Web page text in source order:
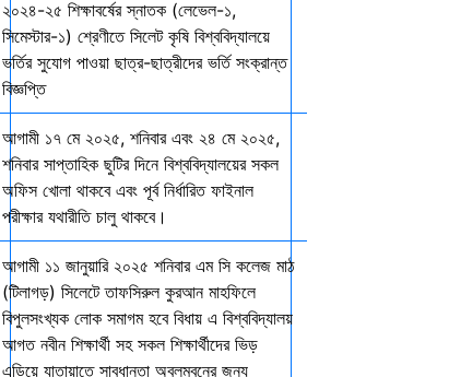
২০২৪-২৫ শিক্ষাবর্ষের স্নাতক (লেভেল-১,
সিমেস্টার-১) শ্রেণীতে সিলেট কৃষি বিশ্ববিদ্যালয়ে
ভর্তির সুযোগ পাওয়া ছাত্র-ছাত্রীদের ভর্তি সংক্রান্ত
বিজ্ঞপ্তি
আগামী ১৭ মে ২০২৫, শনিবার এবং ২৪ মে ২০২৫,
শনিবার সাপ্তাহিক ছুটির দিনে বিশ্ববিদ্যালয়ের সকল
অফিস খোলা থাকবে এবং পূর্ব নির্ধারিত ফাইনাল
পরীক্ষার যথারীতি চালু থাকবে।
আগামী ১১ জানুয়ারি ২০২৫ শনিবার এম সি কলেজ মাঠ
(টিলাগড়) সিলেটে তাফসিরুল কুরআন মাহফিলে
বিপুলসংখ্যক লোক সমাগম হবে বিধায় এ বিশ্ববিদ্যালয়
আগত নবীন শিক্ষার্থী সহ সকল শিক্ষার্থীদের ভিড়
এড়িয়ে যাতায়াতে সাবধানতা অবলম্বনের জন্য